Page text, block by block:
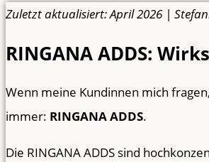
Zuletzt aktualisiert: April 2026 |
RINGANA ADDS:
Wenn meine Kundinnen mich
immer: RINGANA ADDS.
Die RINGANA ADDS sind